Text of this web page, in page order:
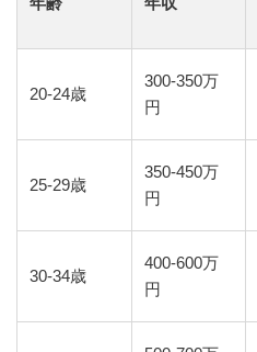
20-24歳
300-350万
円
25-29歳
350-450万
円
30-34歳
400-600万
円